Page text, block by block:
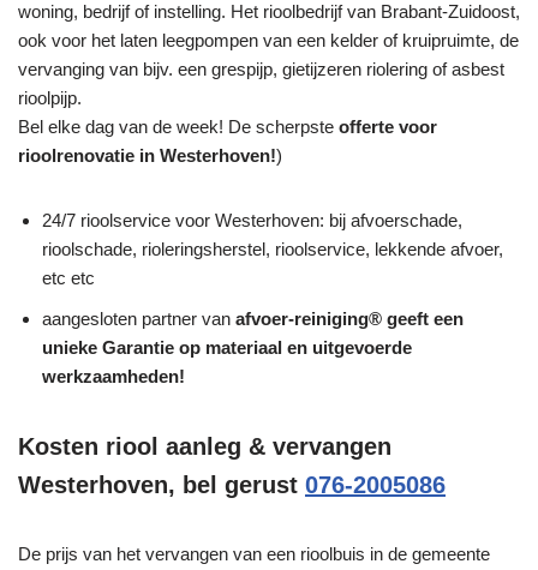
woning, bedrijf of instelling. Het rioolbedrijf van Brabant-Zuidoost,
ook voor het laten leegpompen van een kelder of kruipruimte, de
vervanging van bijv. een grespijp, gietijzeren riolering of asbest
rioolpijp.
Bel elke dag van de week! De scherpste offerte voor
rioolrenovatie in Westerhoven!)
24/7 rioolservice voor Westerhoven: bij afvoerschade,
rioolschade, rioleringsherstel, rioolservice, lekkende afvoer,
etc etc
aangesloten partner van afvoer-reiniging® geeft een
unieke Garantie op materiaal en uitgevoerde
werkzaamheden!
Kosten riool aanleg & vervangen
Westerhoven, bel gerust 076-2005086
De prijs van het vervangen van een rioolbuis in de gemeente